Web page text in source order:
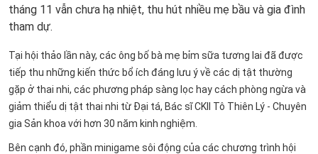
tháng 11 vẫn chưa hạ nhiệt, thu hút nhiều mẹ bầu và gia đình
tham dự.
Tại hội thảo lần này, các ông bố bà mẹ bỉm sữa tương lai đã được
tiếp thu những kiến thức bổ ích đáng lưu ý về các dị tật thường
gặp ở thai nhi, các phương pháp sàng lọc hay cách phòng ngừa và
giảm thiểu dị tật thai nhi từ Đại tá, Bác sĩ CKII Tô Thiên Lý - Chuyên
gia Sản khoa với hơn 30 năm kinh nghiệm.
Bên cạnh đó, phần minigame sôi động của các chương trình hội